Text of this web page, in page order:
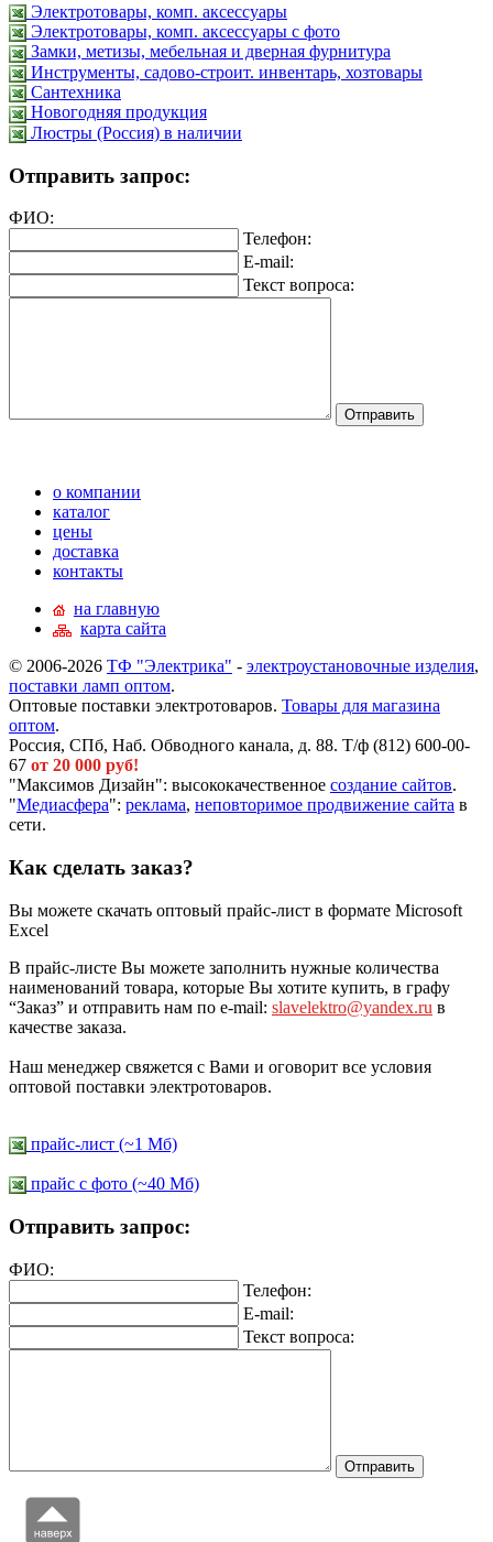
Электротовары, комп. аксессуары
Электротовары, комп. аксессуары с фото
Замки, метизы, мебельная и дверная фурнитура
Инструменты, садово-строит. инвентарь, хозтовары
Сантехника
Новогодняя продукция
Люстры (Россия) в наличии
Отправить запрос:
ФИО:
Телефон:
E-mail:
Текст вопроса:
о компании
каталог
цены
доставка
контакты
на главную
карта сайта
© 2006-2026 ТФ "Электрика" - электроустановочные изделия,
поставки ламп оптом.
Оптовые поставки электротоваров. Товары для магазина
оптом.
Россия, СПб, Наб. Обводного канала, д. 88. Т/ф (812) 600-00-
67 от 20 000 руб!
"Максимов Дизайн": высококачественное создание сайтов.
"Медиасфера": реклама, неповторимое продвижение сайта в
сети.
Как сделать заказ?
Вы можете скачать оптовый прайс-лист в формате Microsoft
Excel
В прайс-листе Вы можете заполнить нужные количества
наименований товара, которые Вы хотите купить, в графу
“Заказ” и отправить нам по e-mail: slavelektro@yandex.ru в
качестве заказа.
Наш менеджер свяжется с Вами и оговорит все условия
оптовой поставки электротоваров.
прайс-лист (~1 Мб)
прайс c фото (~40 Мб)
Отправить запрос:
ФИО:
Телефон:
E-mail:
Текст вопроса: